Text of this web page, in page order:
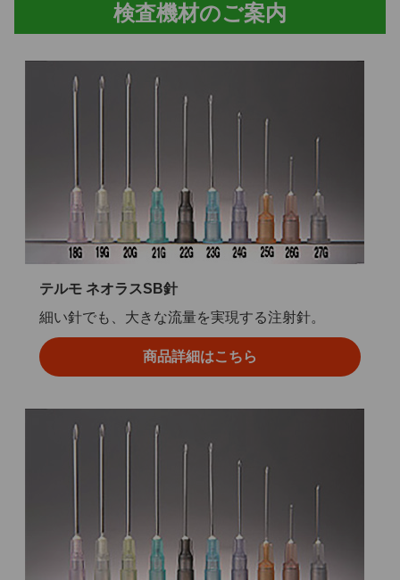
検査機材のご案内
テルモ ネオラスSB針
細い針でも、大きな流量を実現する注射針。
商品詳細はこちら